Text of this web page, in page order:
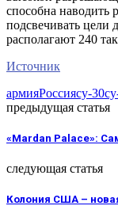
способна наводить
подсвечивать
располагают 240
Источник
армияРоссиясу-30
предыдущая статья
«Mardan Palace»:
следующая статья
Колония США –